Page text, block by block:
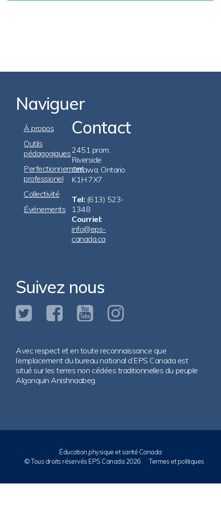
Naviguer
Footer
Navigation
À propos
Outils
pédagogiques
Perfectionnement
professionel
Collectivité
Événements
Contact
2451 prom.
Riverside
Ottawa, Ontario
K1H 7X7
Tel: (613) 523-
1348
Courriel:
info@eps-
canada.ca
Suivez nous
Avec respect et en toute reconnaissance que
l’emplacement du bureau national d’EPS Canada est
situé sur les terres non cédées traditionnelles du peuple
Algonquin Anishnaabeg.
Éducation physique et santé Canada
© Tous droits réservés EPS Canada 2026
Termes et politiques